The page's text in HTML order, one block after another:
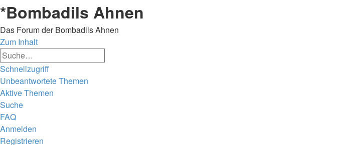
*Bombadils Ahnen
Das Forum der Bombadils Ahnen
Zum Inhalt
Schnellzugriff
Unbeantwortete Themen
Aktive Themen
Suche
FAQ
Anmelden
Registrieren